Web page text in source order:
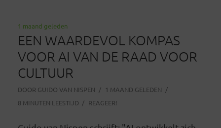
1 maand geleden
EEN WAARDEVOL KOMPAS
VOOR AI VAN DE RAAD VOOR
CULTUUR
DOOR GUIDO VAN NISPEN
1 MAAND GELEDEN
8 MINUTEN LEESTIJD
REAGEER!